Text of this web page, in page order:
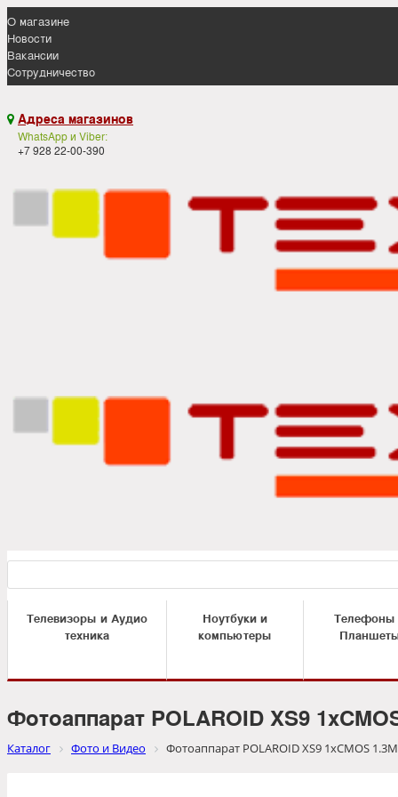
О магазине
Новости
Вакансии
Сотрудничество
 Адреса магазинов
WhatsApp и Viber:
+7 928 22-00-390
Телевизоры и Аудио
техника
Ноутбуки и
компьютеры
Телефоны
Фотоаппарат POLAROID XS9
Каталог Фото и Видео Фотоаппарат POLAROID XS9 1xCMOS